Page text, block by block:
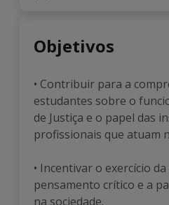
Objetivos
• Contribuir para a
estudantes sobre o
de Justiça e o papel das
profissionais que atuam
• Incentivar o exercício
pensamento crítico e a
na sociedade.